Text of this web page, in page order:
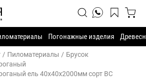
Погонажные изделия
Пиломатериалы
Брусок
ель 40х40х2000мм сорт ВС